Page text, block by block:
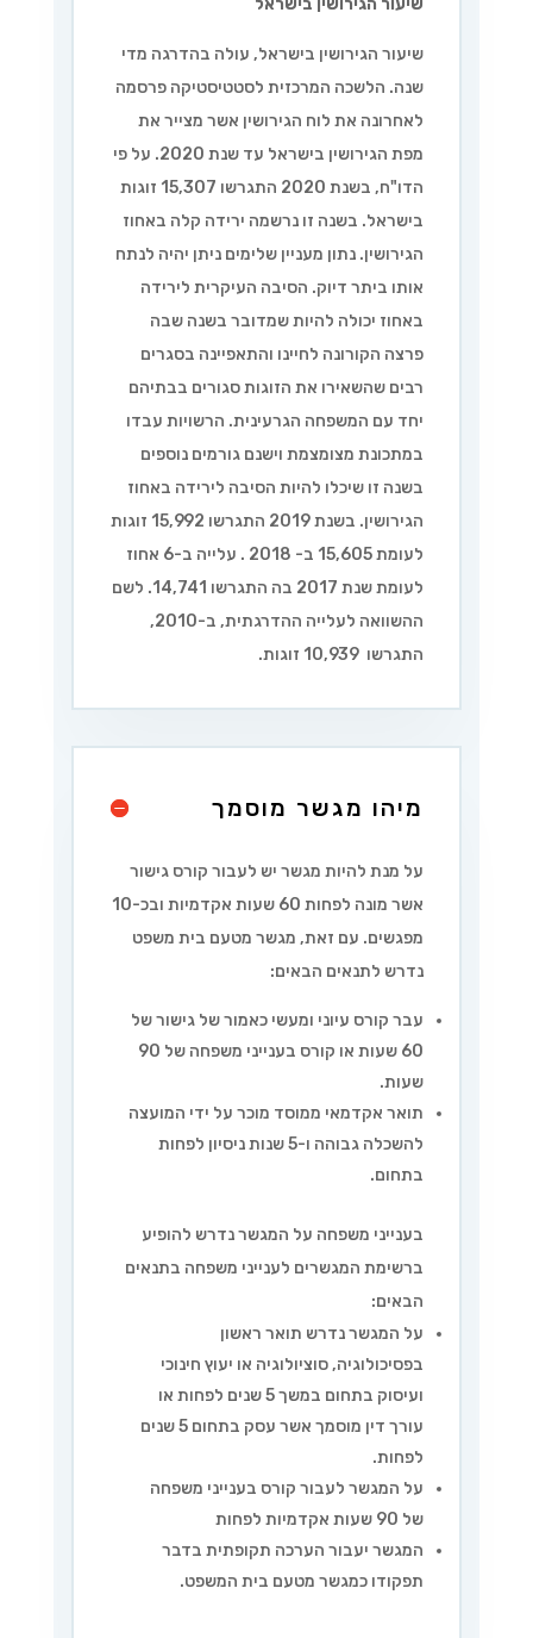
שיעור הגירושין בישראל, עולה בהדרגה מדי
שנה. הלשכה המרכזית לסטטיסטיקה פרסמה
לאחרונה את לוח הגירושין אשר מצייר את
מפת הגירושין בישראל עד שנת 2020. על פי
הדו"ח, בשנת 2020 התגרשו 15,307 זוגות
בישראל. בשנה זו נרשמה ירידה קלה באחוז
הגירושין. נתון מעניין שלימים ניתן יהיה לנתח
אותו ביתר דיוק. הסיבה העיקרית לירידה
באחוז יכולה להיות שמדובר בשנה שבה
פרצה הקורונה לחיינו והתאפיינה בסגרים
רבים שהשאירו את הזוגות סגורים בבתיהם
יחד עם המשפחה הגרעינית. הרשויות עבדו
במתכונת מצומצמת וישנם גורמים נוספים
בשנה זו שיכלו להיות הסיבה לירידה באחוז
הגירושין. בשנת 2019 התגרשו 15,992 זוגות
לעומת 15,605 ב- 2018 . עלייה ב-6 אחוז
לעומת שנת 2017 בה התגרשו 14,741. לשם
ההשוואה לעלייה ההדרגתית, ב-2010,
התגרשו 10,939 זוגות.
מיהו מגשר מוסמך
על מנת להיות מגשר יש לעבור קורס גישור
אשר מונה לפחות 60 שעות אקדמיות ובכ-10
מפגשים. עם זאת, מגשר מטעם בית משפט
נדרש לתנאים הבאים:
עבר קורס עיוני ומעשי כאמור של גישור של
60 שעות או קורס בענייני משפחה של 90
שעות.
תואר אקדמאי ממוסד מוכר על ידי המועצה
להשכלה גבוהה ו-5 שנות ניסיון לפחות
בתחום.
בענייני משפחה על המגשר נדרש להופיע
ברשימת המגשרים לענייני משפחה בתנאים
הבאים:
על המגשר נדרש תואר ראשון
בפסיכולוגיה, סוציולוגיה או יעוץ חינוכי
ועיסוק בתחום במשך 5 שנים לפחות או
עורך דין מוסמך אשר עסק בתחום 5 שנים
לפחות.
על המגשר לעבור קורס בענייני משפחה
של 90 שעות אקדמיות לפחות
המגשר יעבור הערכה תקופתית בדבר
תפקודו כמגשר מטעם בית המשפט.